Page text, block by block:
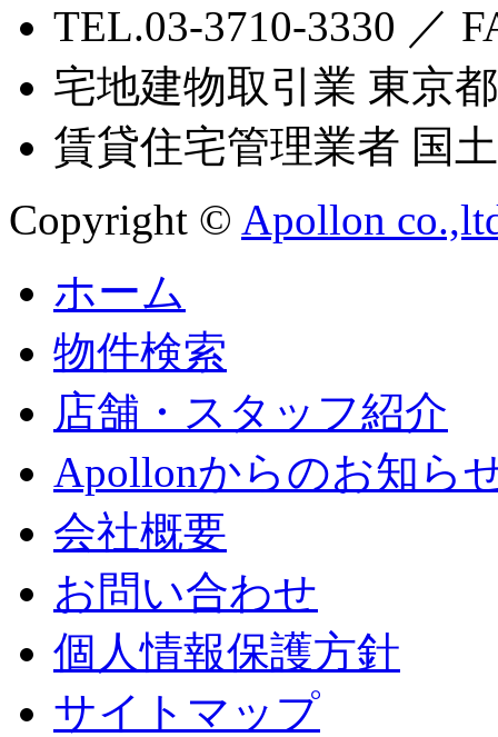
TEL.03-3710-3330 ／
宅地建物取引業 東京
賃貸住宅管理業者 国
Copyright © Apollon
ホーム
物件検索
店舗・スタッフ紹介
Apollonからのお知ら
会社概要
お問い合わせ
個人情報保護方針
サイトマップ